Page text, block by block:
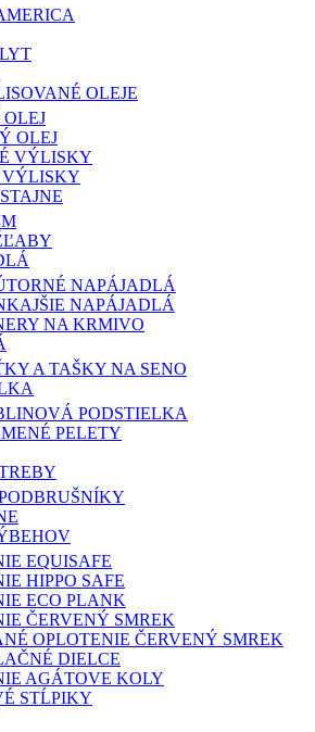
OLEJE
OLEJ
VÝLISKY
NAPÁJADLÁ
NAPÁJADLÁ
NA KRMIVO
A TAŠKY NA SENO
PODSTIELKA
PELETY
EQUISAFE
HIPPO SAFE
ECO PLANK
ČERVENÝ SMREK
OPLOTENIE ČERVENÝ SMREK
DIELCE
AGÁTOVE KOLY
STĹPIKY